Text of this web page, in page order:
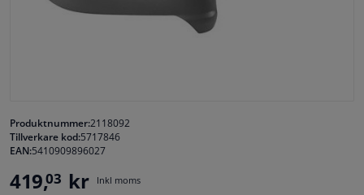
Bilvård & Tillbehör
Produktnummer:2118092
Tillverkare kod:5717846
EAN:5410909896027
419,03 kr Inkl moms